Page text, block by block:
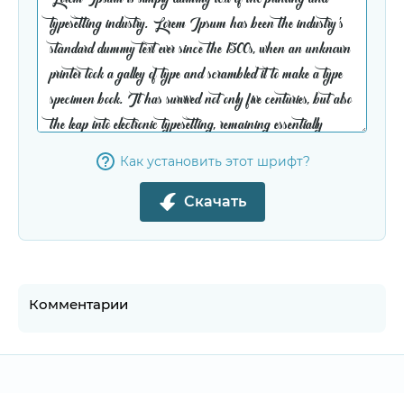
Как установить этот шрифт?
Скачать
Комментарии